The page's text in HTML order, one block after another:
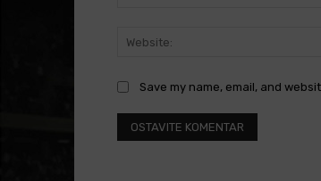
Save my name, email, and